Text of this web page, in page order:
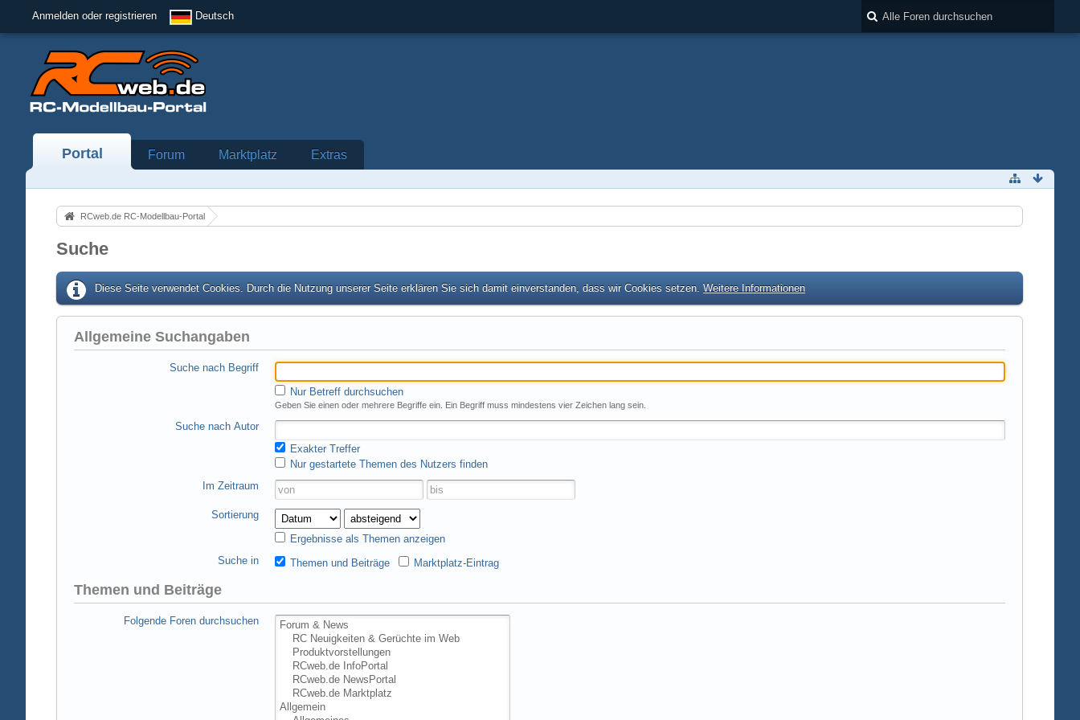
Anmelden oder registrieren Deutsch
Portal Forum Marktplatz Extras
RCweb.de RC-Modellbau-Portal
Suche
Diese Seite verwendet Cookies. Durch die Nutzung unserer Seite erklären Sie sich damit einverstanden, dass wir Cookies setzen. Weitere Informationen
Allgemeine Suchangaben
Suche nach Begriff
Nur Betreff durchsuchen
Geben Sie einen oder mehrere Begriffe ein. Ein Begriff muss mindestens vier Zeichen lang sein.
Suche nach Autor
Exakter Treffer
Nur gestartete Themen des Nutzers finden
Im Zeitraum
Sortierung
Ergebnisse als Themen anzeigen
Suche in
Themen und Beiträge Marktplatz-Eintrag
Themen und Beiträge
Folgende Foren durchsuchen